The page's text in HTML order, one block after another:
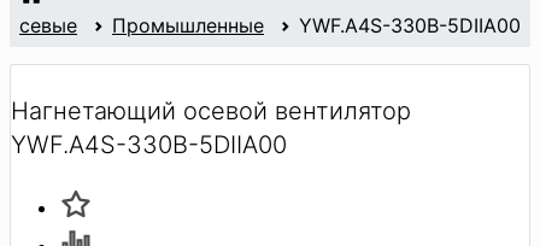
Осевые Промышленные YWF.A4S-330B-5DIIA00
Нагнетающий осевой вентилятор
YWF.A4S-330B-5DIIA00